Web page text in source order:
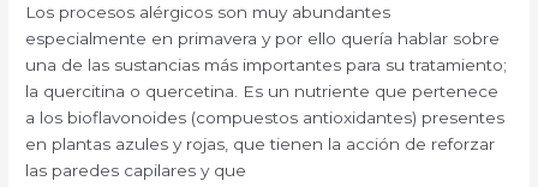
Los procesos alérgicos son muy abundantes
especialmente en primavera y por ello quería hablar sobre
una de las sustancias más importantes para su tratamiento;
la quercitina o quercetina. Es un nutriente que pertenece
a los bioflavonoides (compuestos antioxidantes) presentes
en plantas azules y rojas, que tienen la acción de reforzar
las paredes capilares y que